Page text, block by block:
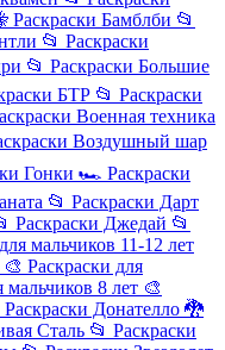
Раскраски Бамблби 📂
📂 Раскраски
📂 Раскраски Большие
БТР 📂 Раскраски
Военная техника
Воздушный шар
Гонки 🏎️ Раскраски
📂 Раскраски Дарт
Раскраски Джедай 📂
мальчиков 11-12 лет
🎨 Раскраски для
мальчиков 8 лет 🎨
Раскраски Донателло 🐉
Сталь 📂 Раскраски